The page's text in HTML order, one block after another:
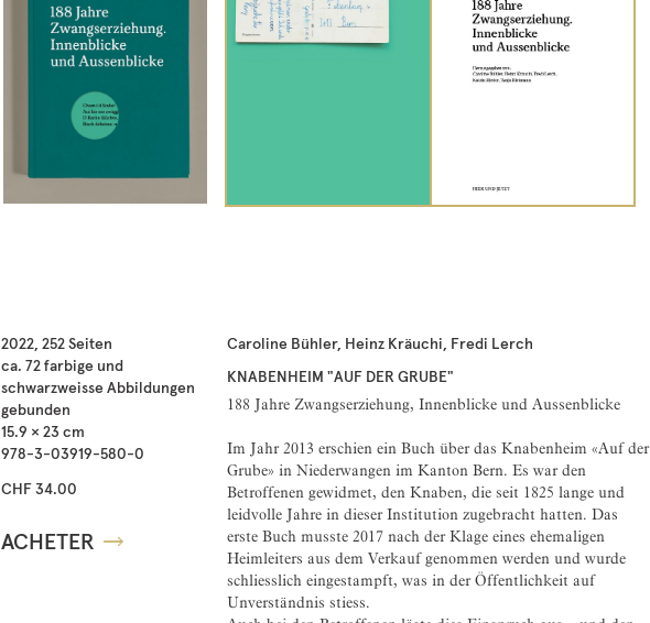
2022, 252 Seiten
ca. 72 farbige und
schwarzweisse Abbildungen
gebunden
15.9 × 23 cm
978-3-03919-580-0
CHF 34.00
ACHETER
Caroline Bühler, Heinz Kräuchi, Fredi Lerch
KNABENHEIM "AUF DER GRUBE"
188 Jahre Zwangserziehung, Innenblicke und Aussenblicke
Im Jahr 2013 erschien ein Buch über das Knabenheim «Auf der
Grube» in Niederwangen im Kanton Bern. Es war den
Betroffenen gewidmet, den Knaben, die seit 1825 lange und
leidvolle Jahre in dieser Institution zugebracht hatten. Das
erste Buch musste 2017 nach der Klage eines ehemaligen
Heimleiters aus dem Verkauf genommen werden und wurde
schliesslich eingestampft, was in der Öffentlichkeit auf
Unverständnis stiess.